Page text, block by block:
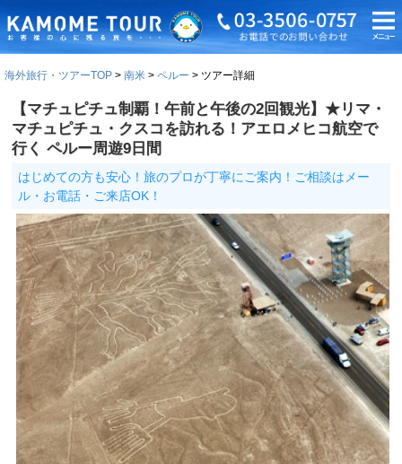
海外旅行・ツアーTOP 南米 ペルー ツアー詳細
【マチュピチュ制覇！午前と午後の2回観光】★リマ・
マチュピチュ・クスコを訪れる！アエロメヒコ航空で
行く ペルー周遊9日間
はじめての方も安心！旅のプロが丁寧にご案内！ご相談はメー
ル・お電話・ご来店OK！